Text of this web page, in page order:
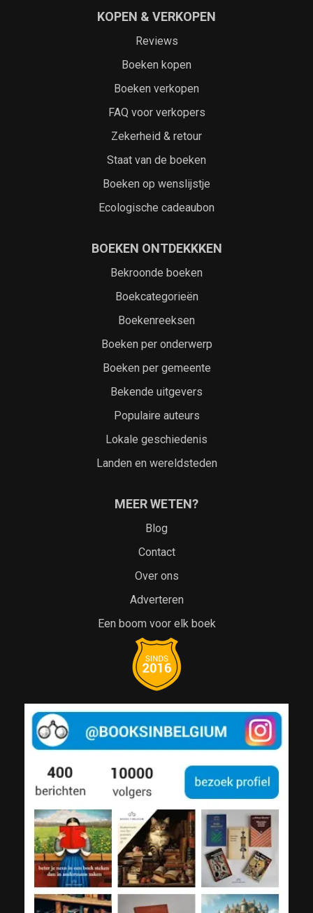
KOPEN & VERKOPEN
Reviews
Boeken kopen
Boeken verkopen
FAQ voor verkopers
Zekerheid & retour
Staat van de boeken
Boeken op wenslijstje
Ecologische cadeaubon
BOEKEN ONTDEKKKEN
Bekroonde boeken
Boekcategorieën
Boekenreeksen
Boeken per onderwerp
Boeken per gemeente
Bekende uitgevers
Populaire auteurs
Lokale geschiedenis
Landen en wereldsteden
MEER WETEN?
Blog
Contact
Over ons
Adverteren
Een boom voor elk boek